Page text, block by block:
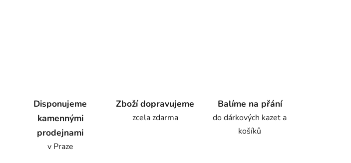
Disponujeme
kamennými
prodejnami
v Praze
Zboží dopravujeme
zcela zdarma
Balíme na přání
do dárkových kazet a
košíků